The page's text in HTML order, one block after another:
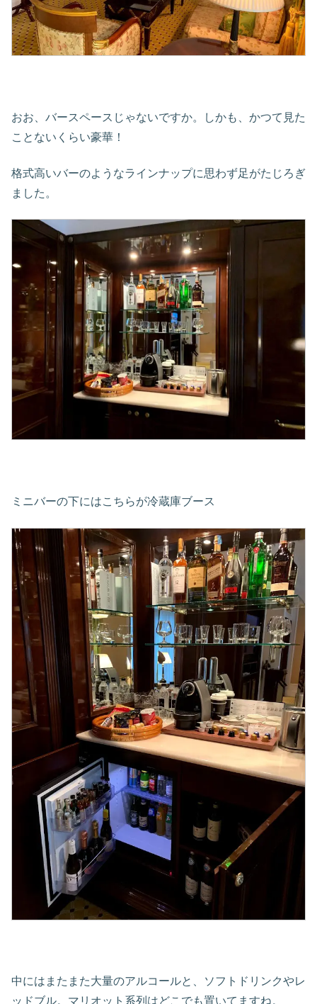
おお、バースペースじゃないですか。しかも、かつて見た
ことないくらい豪華！
格式高いバーのようなラインナップに思わず足がたじろぎ
ました。
ミニバーの下にはこちらが冷蔵庫ブース
中にはまたまた大量のアルコールと、ソフトドリンクやレ
ッドブル。マリオット系列はどこでも置いてますね。